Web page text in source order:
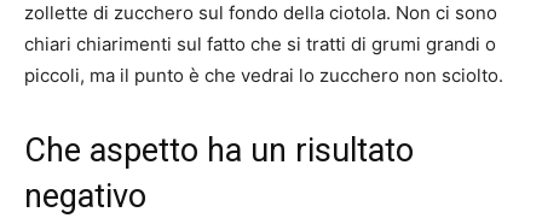
zollette di zucchero sul fondo della ciotola. Non ci sono
chiari chiarimenti sul fatto che si tratti di grumi grandi o
piccoli, ma il punto è che vedrai lo zucchero non sciolto.
Che aspetto ha un risultato
negativo